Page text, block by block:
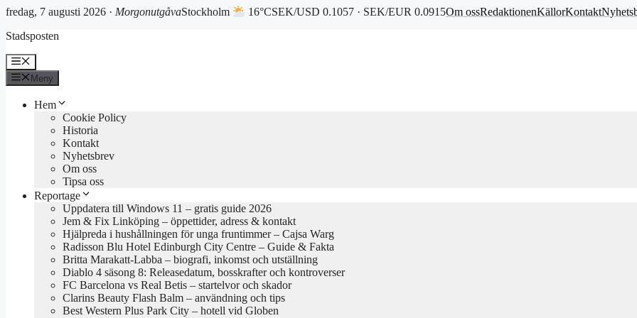
fredag, 7 augusti 2026 · MorgonutgåvaStockholm 16°CSEK/USD 0.1057 · SEK/EUR 0.0915Om ossRedaktionenKällorKontakt
till
Stadsposten
Meny
Meny
Hem
Cookie Policy
Historia
Kontakt
Nyhetsbrev
Om oss
Tipsa oss
Reportage
Uppdatera till Windows 11 – gratis guide 2026
Jem & Fix Linköping – öppettider, adress & kontakt
Hjälpreda i hushållningen för unga fruntimmer – Cajsa Warg
Radisson Blu Hotel Edinburgh City Centre – Guide & Fakta
Britta Marakatt-Labba – biografi, inkomst och utställning
Diablo 4 säsong 8: Releasedatum, bosskrafter och kontroverser
FC Barcelona vs Real Betis – startelvor och skador
Clarins Beauty Flash Balm – användning och tips
Best Western Plus Park City – hotell vid Globen